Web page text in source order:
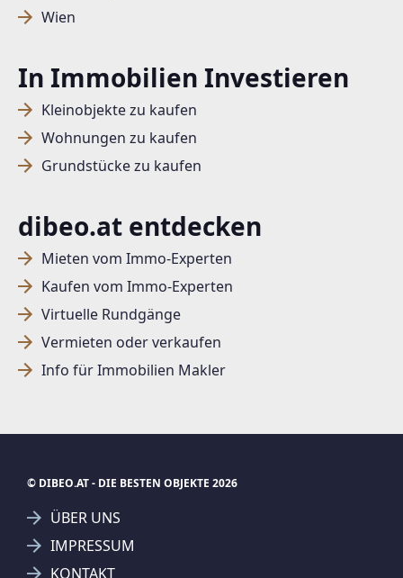
Wien
In Immobilien Investieren
Kleinobjekte zu kaufen
Wohnungen zu kaufen
Grundstücke zu kaufen
dibeo.at entdecken
Mieten vom Immo-Experten
Kaufen vom Immo-Experten
Virtuelle Rundgänge
Vermieten oder verkaufen
Info für Immobilien Makler
© DIBEO.AT - DIE BESTEN OBJEKTE 2026
ÜBER UNS
IMPRESSUM
KONTAKT